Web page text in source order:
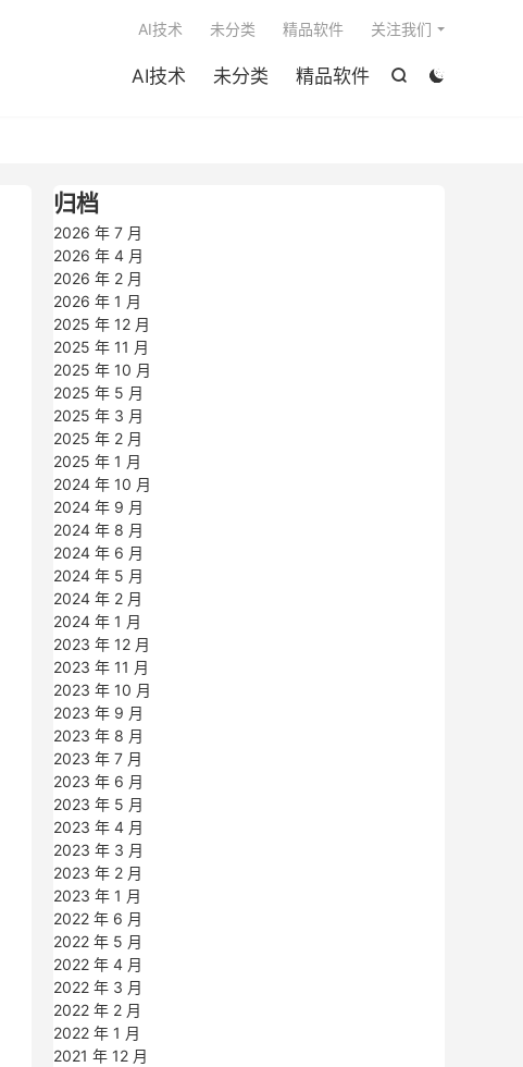


AI技术 未分类 精品软件
AI技术 未分类 精品软件 关注我们
归档
2026 年 7 月
2026 年 4 月
2026 年 2 月
2026 年 1 月
2025 年 12 月
2025 年 11 月
2025 年 10 月
2025 年 5 月
2025 年 3 月
2025 年 2 月
2025 年 1 月
2024 年 10 月
2024 年 9 月
2024 年 8 月
2024 年 6 月
2024 年 5 月
2024 年 2 月
2024 年 1 月
2023 年 12 月
2023 年 11 月
2023 年 10 月
2023 年 9 月
2023 年 8 月
2023 年 7 月
2023 年 6 月
2023 年 5 月
2023 年 4 月
2023 年 3 月
2023 年 2 月
2023 年 1 月
2022 年 6 月
2022 年 5 月
2022 年 4 月
2022 年 3 月
2022 年 2 月
2022 年 1 月
2021 年 12 月